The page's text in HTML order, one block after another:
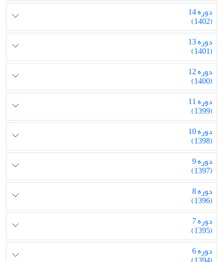
دوره 14
(1402)
دوره 13
(1401)
دوره 12
(1400)
دوره 11
(1399)
دوره 10
(1398)
دوره 9
(1397)
دوره 8
(1396)
دوره 7
(1395)
دوره 6